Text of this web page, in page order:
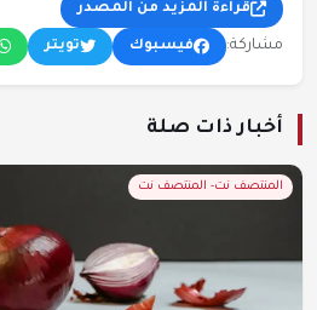
قراءة المزيد من المصدر
مشاركة: فيسبوك تويتر
أخبار ذات صلة
المنتصف نت- المنتصف نت